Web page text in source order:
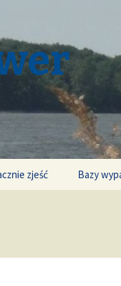
zjeść Bazy